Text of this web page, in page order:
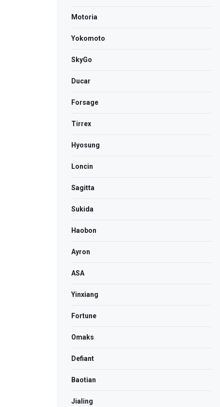
Motoria
Yokomoto
SkyGo
Ducar
Forsage
Tirrex
Hyosung
Loncin
Sagitta
Sukida
Haobon
Ayron
ASA
Yinxiang
Fortune
Omaks
Defiant
Baotian
Jialing